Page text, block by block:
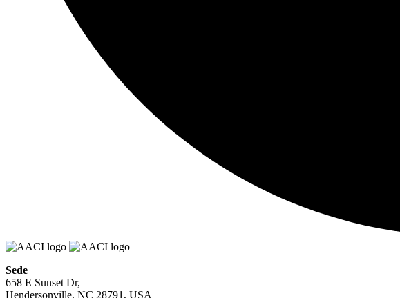
Sede
658 E Sunset Dr,
Hendersonville, NC 28791, USA